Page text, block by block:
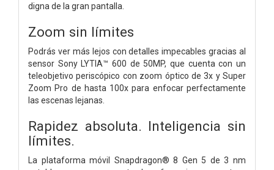
digna de la gran pantalla.
Zoom sin límites
Podrás ver más lejos con detalles impecables gracias al
sensor Sony LYTIA™ 600 de 50MP, que cuenta con un
teleobjetivo periscópico con zoom óptico de 3x y Super
Zoom Pro de hasta 100x para enfocar perfectamente
las escenas lejanas.
Rapidez absoluta. Inteligencia sin
límites.
La plataforma móvil Snapdragon® 8 Gen 5 de 3 nm